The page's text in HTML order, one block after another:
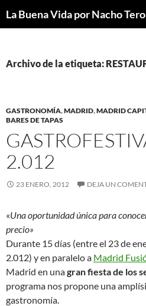
La Buena Vida por Nacho
Archivo de la etiqueta:
GASTRONOMÍA,MADRID,MADRID
BARES DE TAPAS
2.012
23 ENERO, 2012 DEJA UN
«Una oportunidad única para
precio»
Durante 15 días (entre el 23 de
2.012) y en paralelo a Madrid
Madrid en unagran fiesta de los
programa nos propone una
gastronomía.